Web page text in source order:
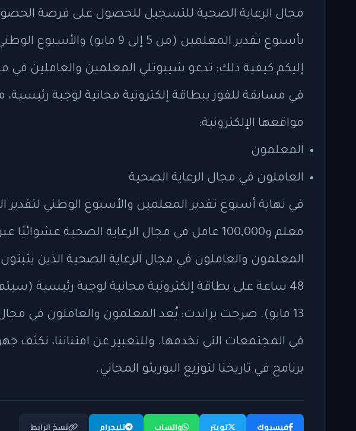
مجال الرعاية الصحية للتسجيل للحصول على فرصة الحصول
إليكم كيفية ذلك: تدعو شيبوتلي المعلمين والعاملين في
مواقعها الإلكترونية:
المعلمون
العاملون في مجال الرعاية الصحية
معلم و100,000 عامل في مجال الرعاية الصحية
المعلمون والعاملون في مجال الرعاية الصحية الذين
48 ساعة على بطاقة إلكترونية مجانية لوجبة رئيسية
13 مايو). صرحت براندت: يُعد المعلمون والعاملون في
في المجتمعات التي نخدمها. وللتعبير عن امتناننا، نكثف
برنامج في تاريخنا لتوزيع البوريتو المجاني.
فيسبوك تويتر واتساب تليجرام نسخ الرابط